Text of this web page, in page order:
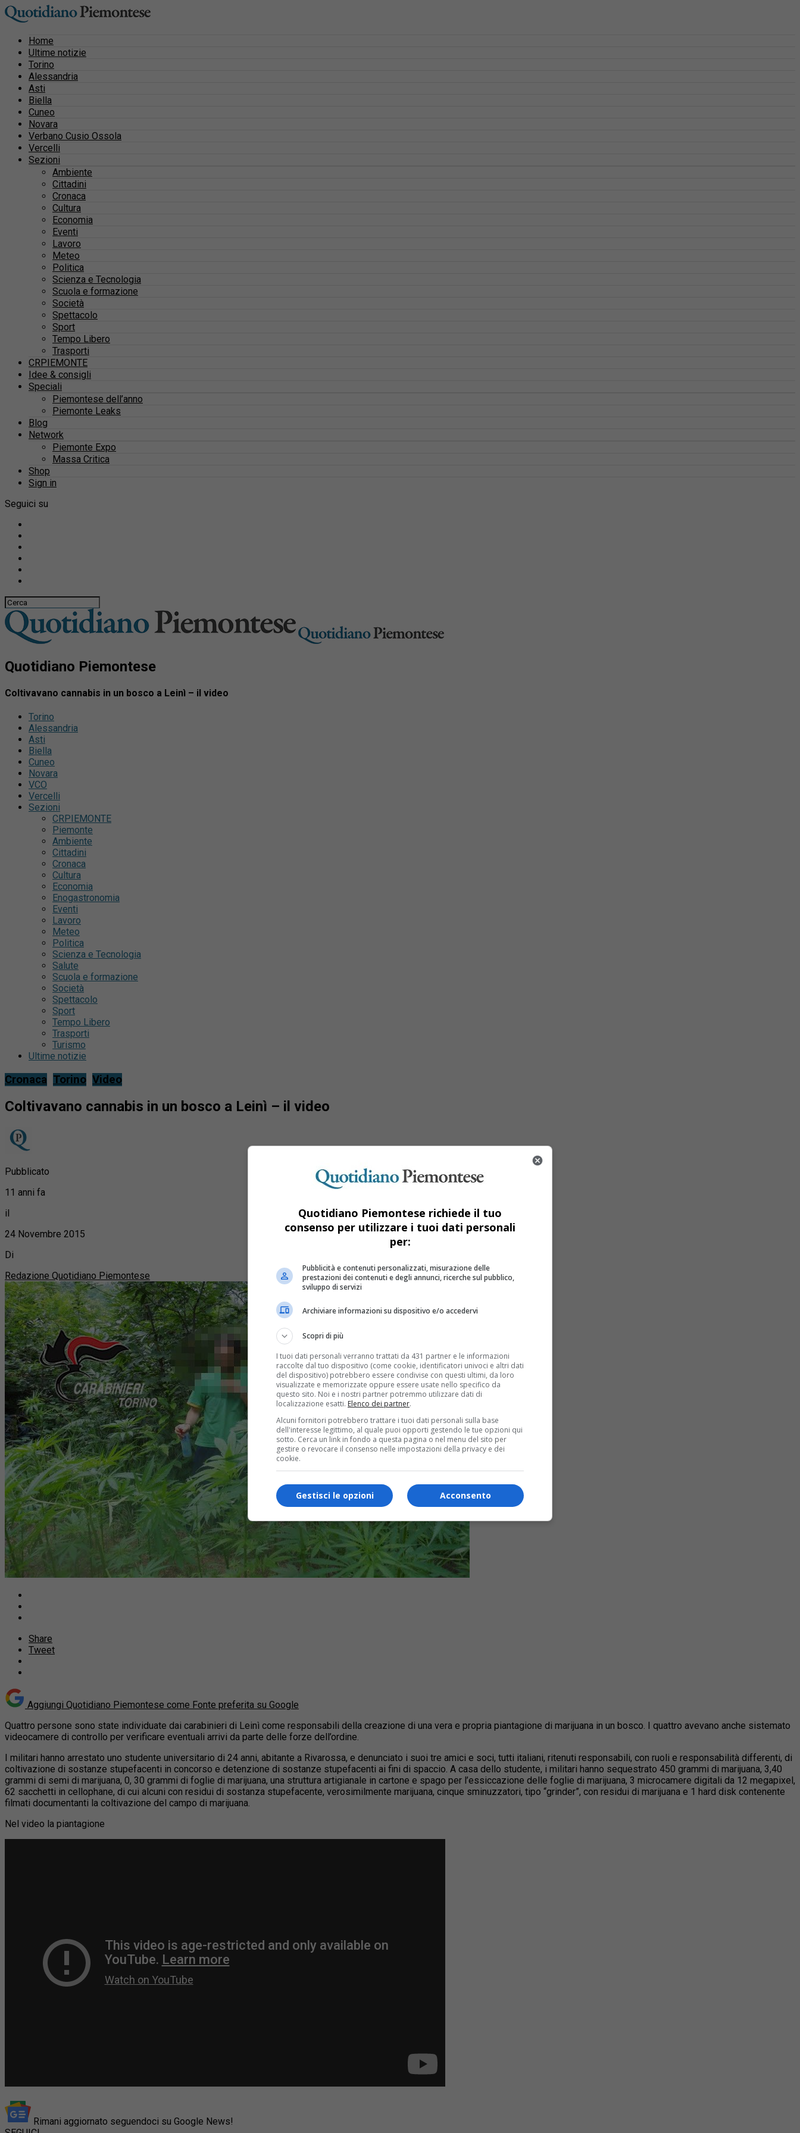
Home
Ultime notizie
Torino
Alessandria
Asti
Biella
Cuneo
Novara
Verbano Cusio Ossola
Vercelli
Sezioni
Ambiente
Cittadini
Cronaca
Cultura
Economia
Eventi
Lavoro
Meteo
Politica
Scienza e Tecnologia
Scuola e formazione
Società
Spettacolo
Sport
Tempo Libero
Trasporti
CRPIEMONTE
Idee & consigli
Speciali
Piemontese dell’anno
Piemonte Leaks
Blog
Network
Piemonte Expo
Massa Critica
Shop
Sign in
Seguici su
Quotidiano Piemontese
Coltivavano cannabis in un bosco a Leinì – il video
Torino
Alessandria
Asti
Biella
Cuneo
Novara
VCO
Vercelli
Sezioni
CRPIEMONTE
Piemonte
Ambiente
Cittadini
Cronaca
Cultura
Economia
Enogastronomia
Eventi
Lavoro
Meteo
Politica
Scienza e Tecnologia
Salute
Scuola e formazione
Società
Spettacolo
Sport
Tempo Libero
Trasporti
Turismo
Ultime notizie
Cronaca Torino Video
Coltivavano cannabis in un bosco a Leinì – il video
Pubblicato
11 anni fa
il
24 Novembre 2015
Di
Redazione Quotidiano Piemontese
Share
Tweet
Aggiungi Quotidiano Piemontese come Fonte preferita su Google
Quattro persone sono state individuate dai carabinieri di Leinì come responsabili della creazione di una vera e propria piantagione di marijuana in un bosco. I quattro avevano anche sistemato
videocamere di controllo per verificare eventuali arrivi da parte delle forze dell’ordine.
I militari hanno arrestato uno studente universitario di 24 anni, abitante a Rivarossa, e denunciato i suoi tre amici e soci, tutti italiani, ritenuti responsabili, con ruoli e responsabilità differenti, di
coltivazione di sostanze stupefacenti in concorso e detenzione di sostanze stupefacenti ai fini di spaccio. A casa dello studente, i militari hanno sequestrato 450 grammi di marijuana, 3,40
grammi di semi di marijuana, 0, 30 grammi di foglie di marijuana, una struttura artigianale in cartone e spago per l’essiccazione delle foglie di marijuana, 3 microcamere digitali da 12 megapixel,
62 sacchetti in cellophane, di cui alcuni con residui di sostanza stupefacente, verosimilmente marijuana, cinque sminuzzatori, tipo “grinder”, con residui di marijuana e 1 hard disk contenente
filmati documentanti la coltivazione del campo di marijuana.
Nel video la piantagione
Rimani aggiornato seguendoci su Google News!
Quotidiano Piemontese richiede il tuo
consenso per utilizzare i tuoi dati personali
per:
Pubblicità e contenuti personalizzati, misurazione delle
prestazioni dei contenuti e degli annunci, ricerche sul pubblico,
sviluppo di servizi
Archiviare informazioni su dispositivo e/o accedervi
Scopri di più
I tuoi dati personali verranno trattati da 431 partner e le informazioni
raccolte dal tuo dispositivo (come cookie, identificatori univoci e altri dati
del dispositivo) potrebbero essere condivise con questi ultimi, da loro
visualizzate e memorizzate oppure essere usate nello specifico da
questo sito. Noi e i nostri partner potremmo utilizzare dati di
localizzazione esatti. Elenco dei partner.
Alcuni fornitori potrebbero trattare i tuoi dati personali sulla base
dell'interesse legittimo, al quale puoi opporti gestendo le tue opzioni qui
sotto. Cerca un link in fondo a questa pagina o nel menu del sito per
gestire o revocare il consenso nelle impostazioni della privacy e dei
cookie.
Acconsento
Gestisci le opzioni